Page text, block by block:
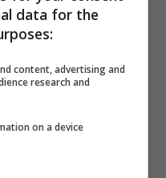
. La stessa
sanità ne ha
E’ un fantastico
data for the
content, advertising and
research and
on a device